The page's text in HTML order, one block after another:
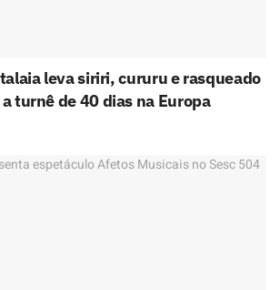
leva siriri, cururu e rasqueado
turnê de 40 dias na Europa